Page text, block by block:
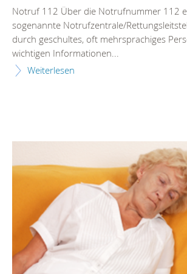
Notruf 112 Über die Notrufnummer 112
sogenannte Notrufzentrale/
durch geschultes, oft mehrsprachiges
wichtigen Informationen...
Weiterlesen